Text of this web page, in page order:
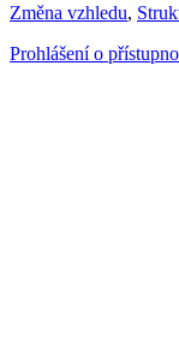
Změna vzhledu,
Prohlášení o